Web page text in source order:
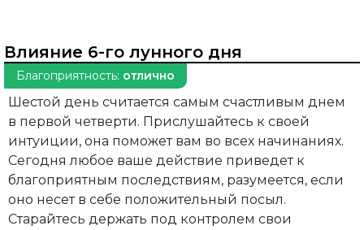
Влияние 6-го лунного дня
Благоприятность: отлично
Шестой день считается самым счастливым днем
в первой четверти. Прислушайтесь к своей
интуиции, она поможет вам во всех начинаниях.
Сегодня любое ваше действие приведет к
благоприятным последствиям, разумеется, если
оно несет в себе положительный посыл.
Старайтесь держать под контролем свои